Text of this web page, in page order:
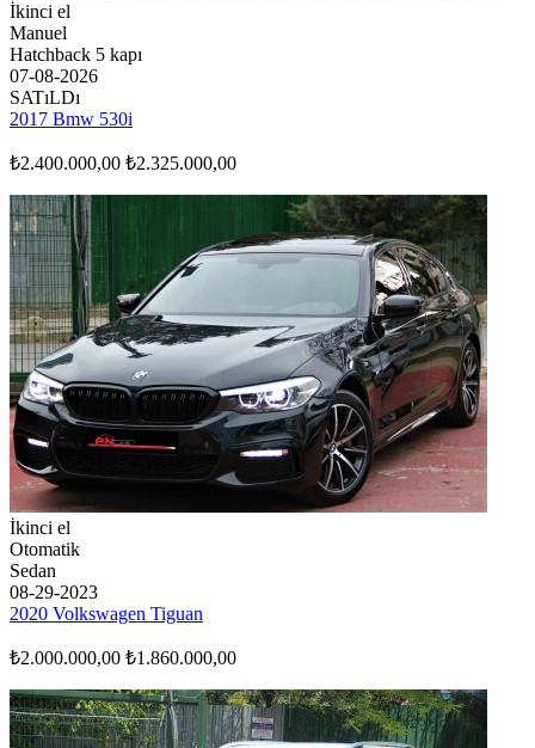
İkinci el
Manuel
Hatchback 5 kapı
07-08-2026
SATıLDı
2017 Bmw 530i
₺2.400.000,00 ₺2.325.000,00
İkinci el
Otomatik
Sedan
08-29-2023
2020 Volkswagen Tiguan
₺2.000.000,00 ₺1.860.000,00